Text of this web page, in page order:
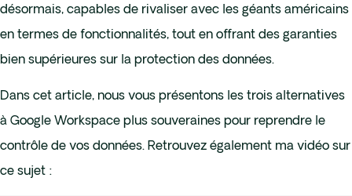
désormais, capables de rivaliser avec les géants américains
en termes de fonctionnalités, tout en offrant des garanties
bien supérieures sur la protection des données.
Dans cet article, nous vous présentons les trois alternatives
à Google Workspace plus souveraines pour reprendre le
contrôle de vos données. Retrouvez également ma vidéo sur
ce sujet :